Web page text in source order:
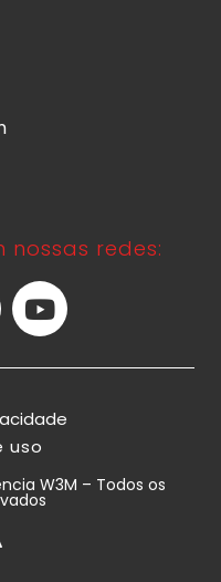
nossas redes:
uso
W3M – Todos os